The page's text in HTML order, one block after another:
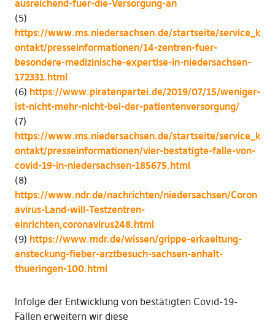
ausreichend-fuer-die-Versorgung-an
(5)
https://www.ms.niedersachsen.de/startseite/service_k
ontakt/presseinformationen/14-zentren-fuer-
besondere-medizinische-expertise-in-niedersachsen-
172331.html
(6) https://www.piratenpartei.de/2019/07/15/weniger-
ist-nicht-mehr-nicht-bei-der-patientenversorgung/
(7)
https://www.ms.niedersachsen.de/startseite/service_k
ontakt/presseinformationen/vier-bestatigte-falle-von-
covid-19-in-niedersachsen-185675.html
(8)
https://www.ndr.de/nachrichten/niedersachsen/Coron
avirus-Land-will-Testzentren-
einrichten,coronavirus248.html
(9) https://www.mdr.de/wissen/grippe-erkaeltung-
ansteckung-fieber-arztbesuch-sachsen-anhalt-
thueringen-100.html
Infolge der Entwicklung von bestätigten Covid-19-
Fällen erweitern wir diese